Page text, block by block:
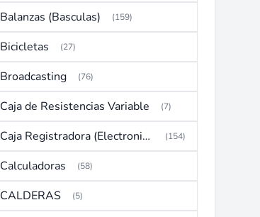
Balanzas (Basculas) (159)
Bicicletas (27)
Broadcasting (76)
Caja de Resistencias Variable (7)
Caja Registradora (Electronic Cash Register) (154)
Calculadoras (58)
CALDERAS (5)